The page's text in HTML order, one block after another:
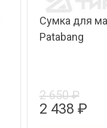
Сумка для
Patabang
2 650 ₽
2 438 ₽